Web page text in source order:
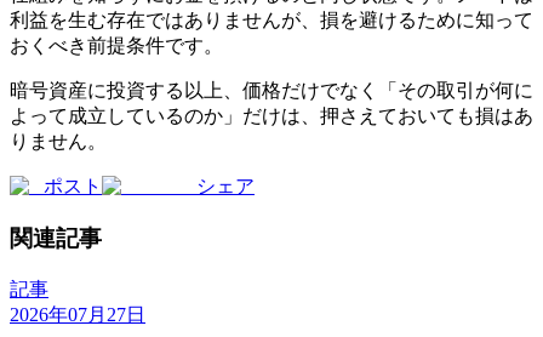
利益を生む存在ではありませんが、損を避けるために知って
おくべき前提条件です。
暗号資産に投資する以上、価格だけでなく「その取引が何に
よって成立しているのか」だけは、押さえておいても損はあ
りません。
ポスト シェア
関連記事
記事
2026年07月27日